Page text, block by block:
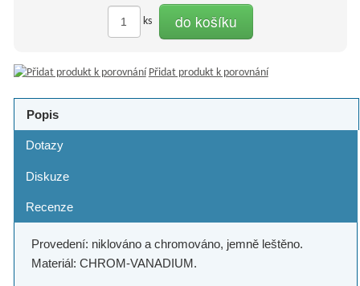
ks do košíku
Přidat produkt k porovnání
Popis
Dotazy
Diskuze
Recenze
Provedení: niklováno a chromováno, jemně leštěno.
Materiál: CHROM-VANADIUM.